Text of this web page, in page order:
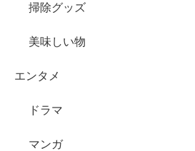
掃除グッズ
美味しい物
エンタメ
ドラマ
マンガ